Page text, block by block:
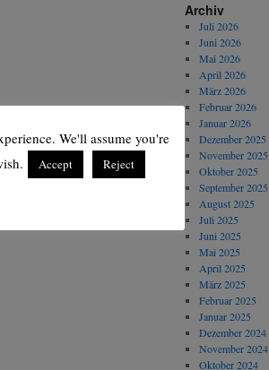
Archiv
Juli 2026
Juni 2026
Mai 2026
April 2026
März 2026
Februar 2026
Januar 2026
Dezember 2025
November 2025
Oktober 2025
September 2025
August 2025
Juli 2025
Juni 2025
Mai 2025
April 2025
März 2025
Februar 2025
Januar 2025
Dezember 2024
November 2024
Oktober 2024
We'll assume you're
Accept Reject